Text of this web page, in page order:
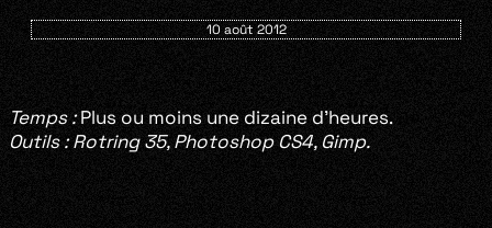
10 août 2012
Temps :Plus ou moins une dizaine d’heures.
Outils : Rotring 35, Photoshop CS4, Gimp.